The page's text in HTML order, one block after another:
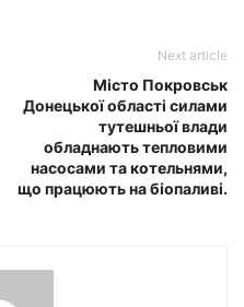
Next article
Місто Покровськ
Донецької області силами
тутешньої влади
обладнають тепловими
насосами та котельнями,
що працюють на біопаливі.